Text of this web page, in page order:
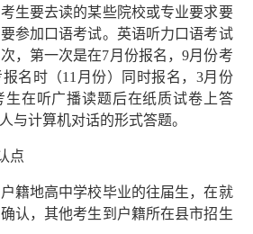
生要去读的某些院校或专业要求要
参加口语考试。英语听力口语考试
，第一次是在7月份报名，9月份考
名时（11月份）同时报名，3月份
生在听广播读题后在纸质试卷上答
与计算机对话的形式答题。
点
地高中学校毕业的往届生，在就
认，其他考生到户籍所在县市招生